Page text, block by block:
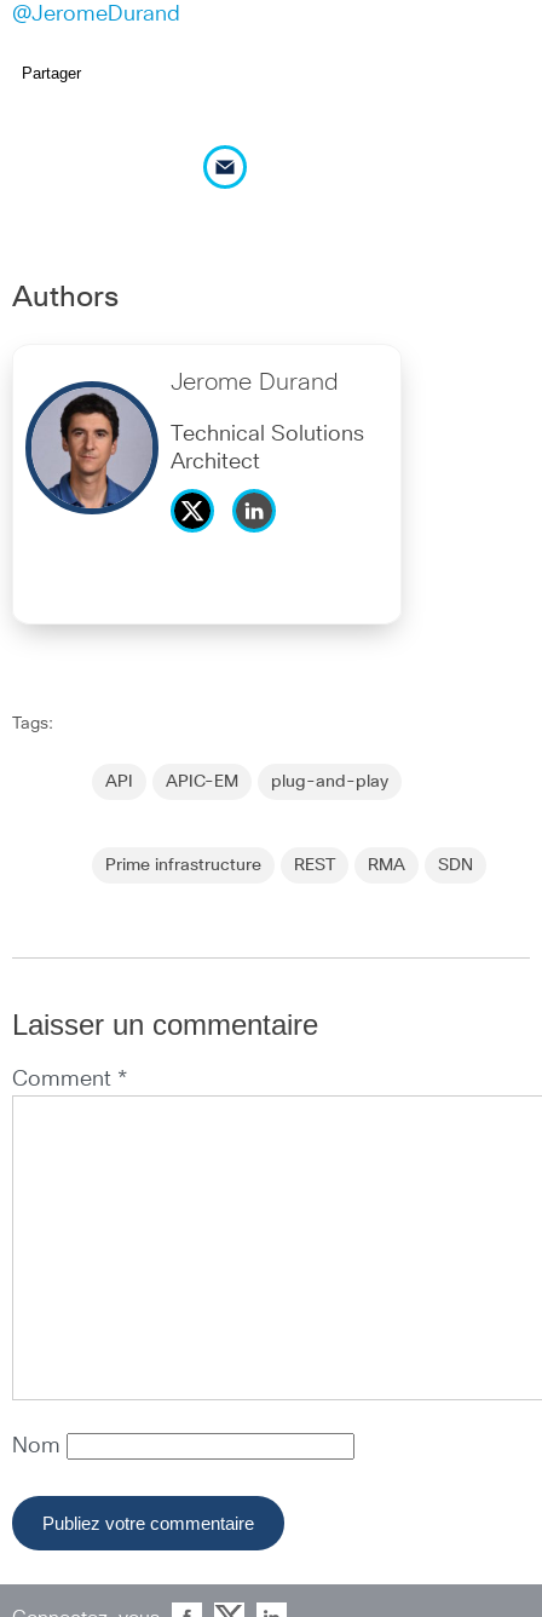
@JeromeDurand
Partager
Authors
Jerome Durand
Technical Solutions
Architect
Tags:
API APIC-EM plug-and-play
Prime infrastructure REST RMA SDN
Laisser un commentaire
Comment *
Nom